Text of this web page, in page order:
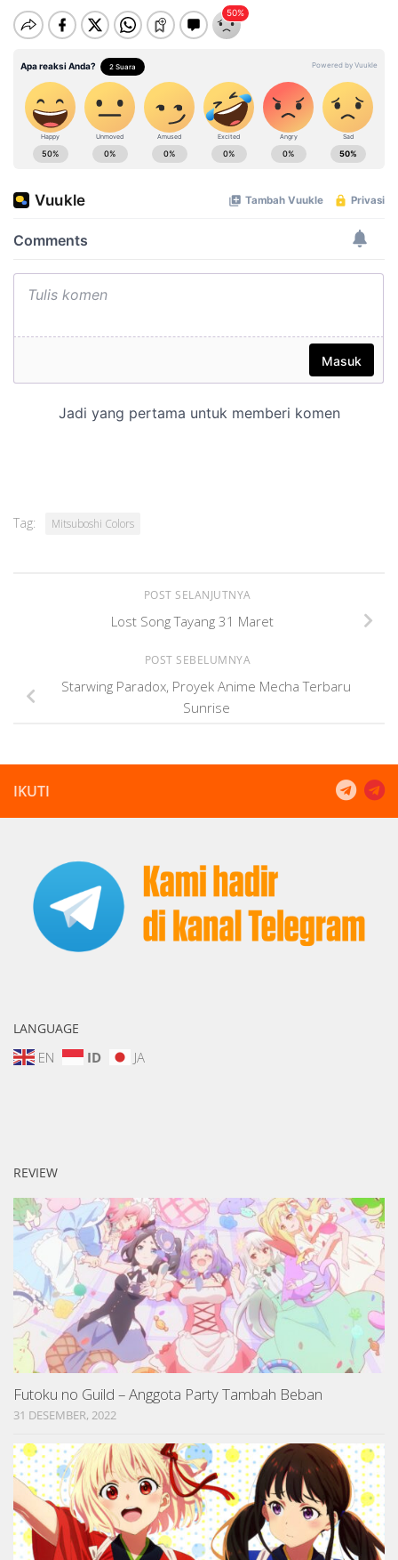
Tag: Mitsuboshi Colors
POST SELANJUTNYA
Lost Song Tayang 31 Maret
POST SEBELUMNYA
Starwing Paradox, Proyek Anime Mecha Terbaru
Sunrise
IKUTI
LANGUAGE
EN ID JA
REVIEW
Futoku no Guild – Anggota Party Tambah Beban
31 DESEMBER, 2022